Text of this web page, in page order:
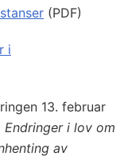
(PDF)
i
13. februar
Endringer i lov om
av